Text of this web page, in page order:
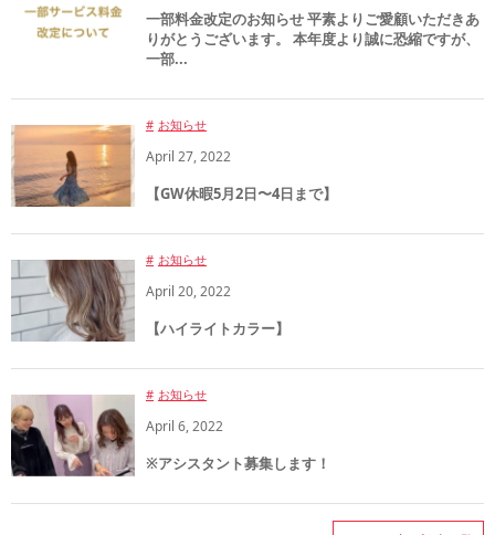
一部料金改定のお知らせ 平素よりご愛顧いただきあ
りがとうございます。 本年度より誠に恐縮ですが、
一部...
お知らせ
April 27,2022
【GW休暇5月2日〜4日まで】
お知らせ
April 20,2022
【ハイライトカラー】
お知らせ
April 6,2022
※アシスタント募集します！